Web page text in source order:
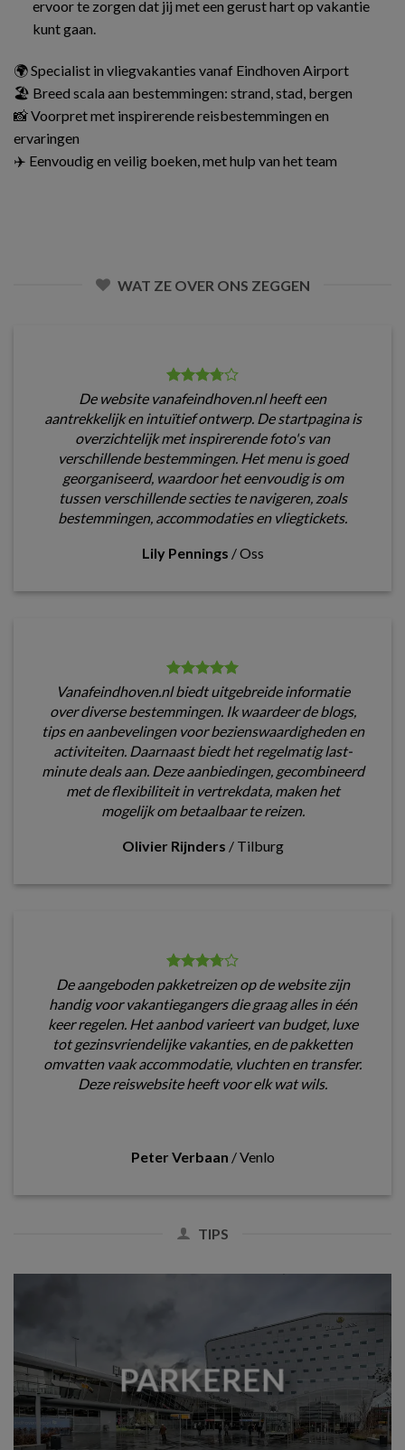
ervoor te zorgen dat jij met een gerust hart op vakantie
kunt gaan.
🌍 Specialist in vliegvakanties vanaf Eindhoven Airport
🏖️ Breed scala aan bestemmingen: strand, stad, bergen
📸 Voorpret met inspirerende reisbestemmingen en
ervaringen
✈️ Eenvoudig en veilig boeken, met hulp van het team
WAT ZE OVER ONS ZEGGEN
De website vanafeindhoven.nl heeft een
aantrekkelijk en intuïtief ontwerp. De startpagina is
overzichtelijk met inspirerende foto's van
verschillende bestemmingen. Het menu is goed
georganiseerd, waardoor het eenvoudig is om
tussen verschillende secties te navigeren, zoals
bestemmingen, accommodaties en vliegtickets.
Lily Pennings /Oss
Vanafeindhoven.nl biedt uitgebreide informatie
over diverse bestemmingen. Ik waardeer de blogs,
tips en aanbevelingen voor bezienswaardigheden en
activiteiten. Daarnaast biedt het regelmatig last-
minute deals aan. Deze aanbiedingen, gecombineerd
met de flexibiliteit in vertrekdata, maken het
mogelijk om betaalbaar te reizen.
Olivier Rijnders / Tilburg
De aangeboden pakketreizen op de website zijn
handig voor vakantiegangers die graag alles in één
keer regelen. Het aanbod varieert van budget, luxe
tot gezinsvriendelijke vakanties, en de pakketten
omvatten vaak accommodatie, vluchten en transfer.
Deze reiswebsite heeft voor elk wat wils.
Peter Verbaan /Venlo
TIPS
PARKEREN